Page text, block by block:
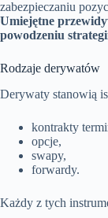
zabezpieczaniu
Umiejętne
powodzeniu
Rodzaje derywatów
Derywaty stanowią
kontrakty
opcje,
swapy,
forwardy.
Każdy z tych